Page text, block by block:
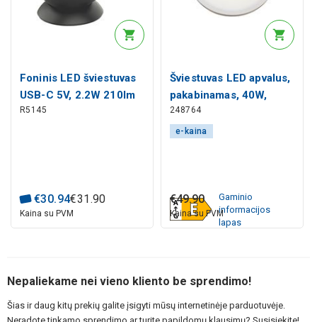
Foninis LED šviestuvas
USB-C 5V, 2.2W 210lm
3000K - 6500K,
WOOX
R5145
€30.94€31 .90
Kaina su PVM
Šviestuvas LED apvalus,
pakabinamas, 40W,
60cm, LED line
248764
e-kaina
Gaminio
informacijos
lapas
€49.90
Kaina su PVM
Nepaliekame nei vieno kliento be sprendimo!
Šias ir daug kitų prekių galite įsigyti mūsų internetinėje parduotuvėje.